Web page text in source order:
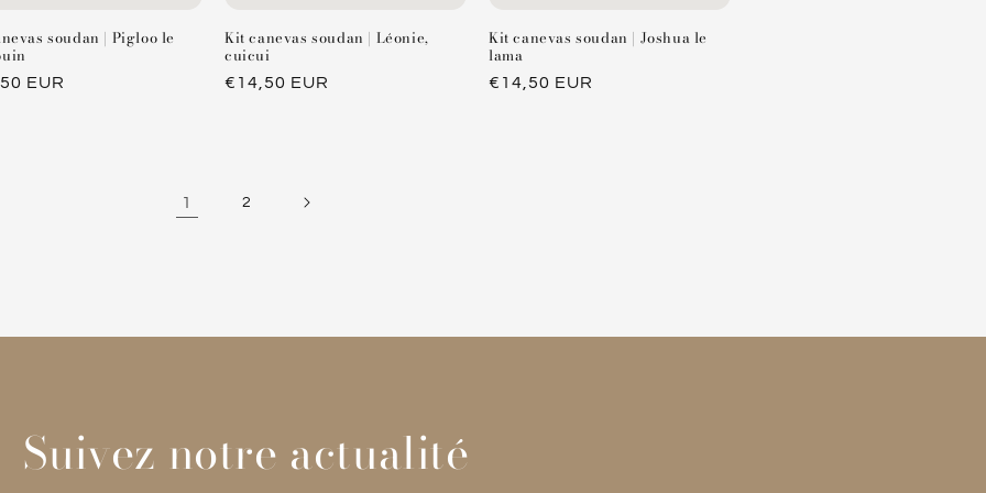
soudan | Pigloo le
EUR
Kit canevas soudan | Léonie,
cuicui
Prix
€14,50 EUR
Kit canevas soudan | Joshua le
lama
Prix
€14,50 EUR
1 2
Suivez notre actualité